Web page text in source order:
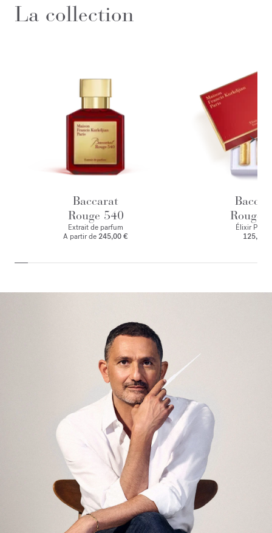
La collection
Baccarat
Rouge 540
Extrait de parfum
A partir de 245,00 €
Rouge
Élixir
125,00 €